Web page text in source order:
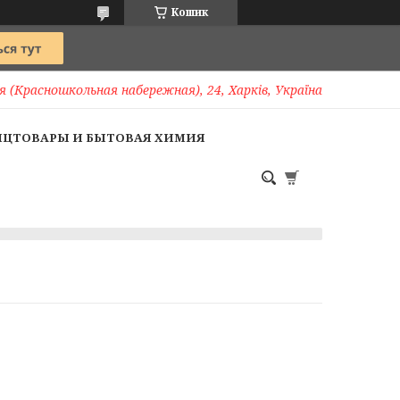
Кошик
(Красношкольная набережная), 24, Харків, Україна
И БЫТОВАЯ ХИМИЯ